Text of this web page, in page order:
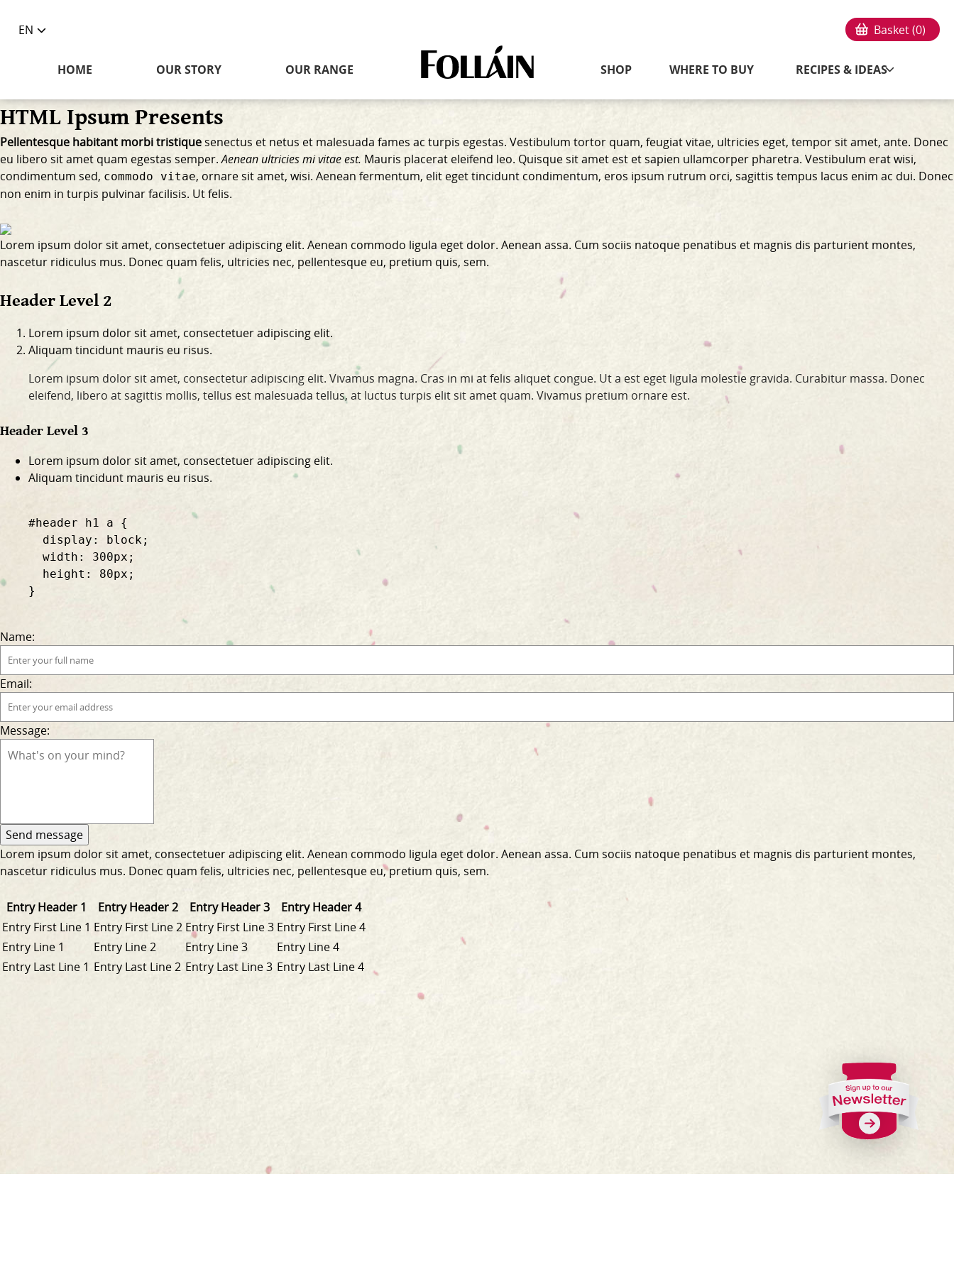
EN
language
Basket (0)
HOME OUR STORY OUR RANGE
Link
SHOP WHERE TO BUY RECIPES & IDEAS
HTML Ipsum Presents
Pellentesque habitant morbi tristiquesenectus et netus et malesuada fames ac turpis egestas. Vestibulum tortor quam, feugiat vitae, ultricies eget, tempor sit amet, ante. Donec
eu libero sit amet quam egestas semper.Aenean ultricies mi vitae est. Mauris placerat eleifend leo. Quisque sit amet est et sapien ullamcorper pharetra. Vestibulum erat wisi,
condimentum sed, commodo vitae, ornare sit amet, wisi. Aenean fermentum, elit eget tincidunt condimentum, eros ipsum rutrum orci, sagittis tempus lacus enim ac dui. Donec
non enim in turpis pulvinar facilisis. Ut felis.
Lorem ipsum dolor sit amet, consectetuer adipiscing elit. Aenean commodo ligula eget dolor. Aenean assa. Cum sociis natoque penatibus et magnis dis parturient montes,
nascetur ridiculus mus. Donec quam felis, ultricies nec, pellentesque eu, pretium quis, sem.
Header Level 2
Lorem ipsum dolor sit amet, consectetuer adipiscing elit.
Aliquam tincidunt mauris eu risus.
Lorem ipsum dolor sit amet, consectetur adipiscing elit. Vivamus magna. Cras in mi at felis aliquet congue. Ut a est eget ligula molestie gravida. Curabitur massa. Donec
eleifend, libero at sagittis mollis, tellus est malesuada tellus, at luctus turpis elit sit amet quam. Vivamus pretium ornare est.
Header Level 3
Lorem ipsum dolor sit amet, consectetuer adipiscing elit.
Aliquam tincidunt mauris eu risus.
    #header h1 a {
      display: block;
      width: 300px;
      height: 80px;
    }
Name:
Email:
Message:
Lorem ipsum dolor sit amet, consectetuer adipiscing elit. Aenean commodo ligula eget dolor. Aenean assa. Cum sociis natoque penatibus et magnis dis parturient montes,
nascetur ridiculus mus. Donec quam felis, ultricies nec, pellentesque eu, pretium quis, sem.
Entry Header 1 Entry Header 2 Entry Header 3
Entry Header 4
Entry First Line 1 Entry First Line 2 Entry First Line 3 Entry First Line 4
Entry Line 1
Entry Line 2 Entry Line 3
Entry Line 4
Entry Last Line 1 Entry Last Line 2 Entry Last Line 3 Entry Last Line 4